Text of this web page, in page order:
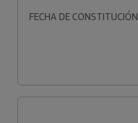
FECHA DE CONSTITUCIÓN